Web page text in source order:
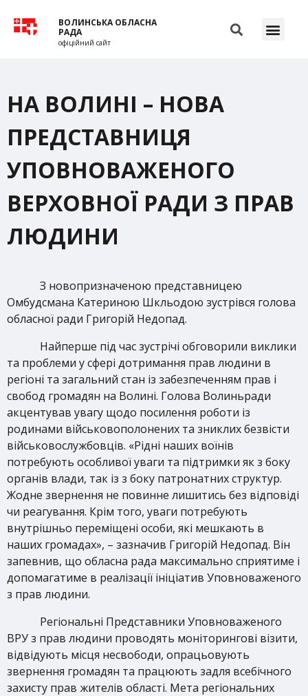
ВОЛИНСЬКА ОБЛАСНА
РАДА
офіційний сайт
НА ВОЛИНІ – НОВА
ПРЕДСТАВНИЦЯ
УПОВНОВАЖЕНОГО
ВЕРХОВНОЇ РАДИ З ПРАВ
ЛЮДИНИ
З новопризначеною представницею
Омбудсмана Катериною Шкльодою зустрівся голова
обласної ради Григорій Недопад.
Найперше під час зустрічі обговорили виклики
та проблеми у сфері дотримання прав людини в
регіоні та загальний стан із забезпеченням прав і
свобод громадян на Волині. Голова Волиньради
акцентував увагу щодо посилення роботи із
родинами військовополонених та зниклих безвісти
військовослужбовців. «Рідні наших воїнів
потребують особливої уваги та підтримки як з боку
органів влади, так із з боку патронатних структур.
Жодне звернення не повинне лишитись без відповіді
чи реагування. Крім того, уваги потребують
внутрішньо переміщені особи, які мешкають в
наших громадах», – зазначив Григорій Недопад. Він
запевнив, що обласна рада максимально сприятиме і
допомагатиме в реалізації ініціатив Уповноваженого
з прав людини.
Регіональні Представники Уповноваженого
ВРУ з прав людини проводять моніторингові візити,
відвідують місця несвободи, опрацьовують
звернення громадян та працюють задля всебічного
захисту прав жителів області. Мета регіональних